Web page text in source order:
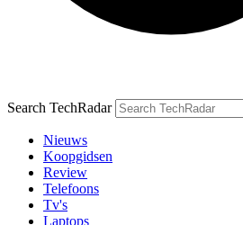
Search TechRadar
Nieuws
Koopgidsen
Review
Telefoons
Tv's
Laptops